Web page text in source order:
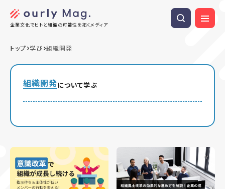
企業文化でヒトと組織の可能性を拓くメディア
トップ 学び 組織開発
組織開発について学ぶ